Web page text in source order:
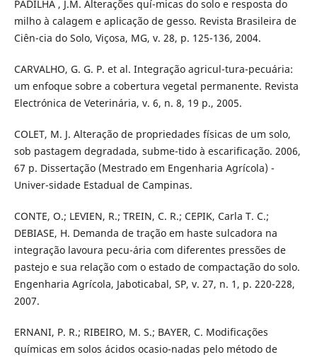
PADILHA , J.M. Alterações quí-micas do solo e resposta do
milho à calagem e aplicação de gesso. Revista Brasileira de
Ciên-cia do Solo, Viçosa, MG, v. 28, p. 125-136, 2004.
CARVALHO, G. G. P. et al. Integração agricul-tura-pecuária:
um enfoque sobre a cobertura vegetal permanente. Revista
Electrónica de Veterinária, v. 6, n. 8, 19 p., 2005.
COLET, M. J. Alteração de propriedades físicas de um solo,
sob pastagem degradada, subme-tido à escarificação. 2006,
67 p. Dissertação (Mestrado em Engenharia Agrícola) -
Univer-sidade Estadual de Campinas.
CONTE, O.; LEVIEN, R.; TREIN, C. R.; CEPIK, Carla T. C.;
DEBIASE, H. Demanda de tração em haste sulcadora na
integração lavoura pecu-ária com diferentes pressões de
pastejo e sua relação com o estado de compactação do solo.
Engenharia Agrícola, Jaboticabal, SP, v. 27, n. 1, p. 220-228,
2007.
ERNANI, P. R.; RIBEIRO, M. S.; BAYER, C. Modificações
químicas em solos ácidos ocasio-nadas pelo método de